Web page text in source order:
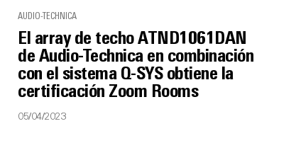
AUDIO-TECHNICA
El array de techo ATND1061DAN
de Audio-Technica en combinación
con el sistema Q-SYS obtiene la
certificación Zoom Rooms
05/04/2023